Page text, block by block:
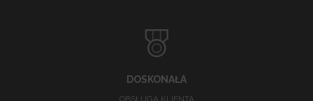
DOSKONAŁA
OBSŁUGA KLIENTA